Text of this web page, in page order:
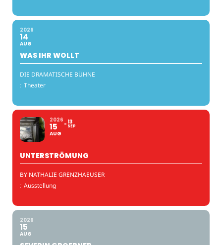
2026
14
AUG
WAS IHR WOLLT
DIE DRAMATISCHE BÜHNE
: Theater
2026
15
AUG
13
SEP
UNTERSTRÖMUNG
BY NATHALIE GRENZHAEUSER
: Ausstellung
2026
15
AUG